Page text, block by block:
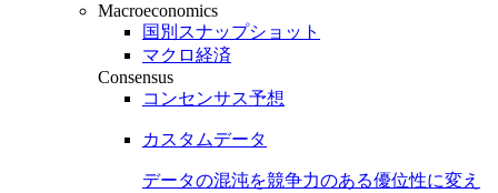
Macroeconomics
国別スナップショット
マクロ経済
Consensus
コンセンサス予想
カスタムデータ
データの混沌を競争力のある優位性に変え